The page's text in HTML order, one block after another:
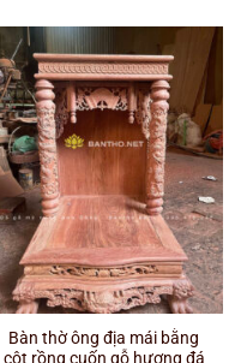
Bàn thờ ông địa mái bằng
cột rồng cuốn gỗ hương đá